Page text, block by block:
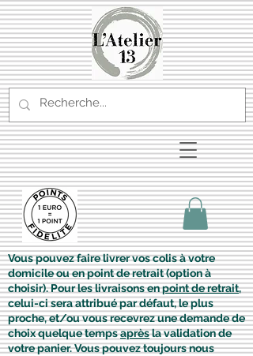
Vous pouvez faire livrer vos colis à votre
domicile ou en point de retrait (option à
choisir). Pour les livraisons enpoint de retrait,
celui-ci sera attribué par défaut, le plus
proche, et/ou vous recevrez une demande de
choix quelque tempsaprèsla validation de
votre panier. Vous pouvez toujours nous